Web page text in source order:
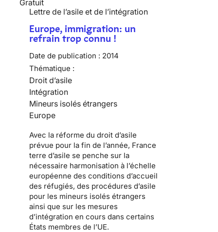
Gratuit
Lettre de l’asile et de l’intégration
Europe, immigration: un
refrain trop connu !
Date de publication : 2014
Thématique :
Droit d’asile
Intégration
Mineurs isolés étrangers
Europe
Avec la réforme du droit d’asile
prévue pour la fin de l’année, France
terre d’asile se penche sur la
nécessaire harmonisation à l’échelle
européenne des conditions d’accueil
des réfugiés, des procédures d’asile
pour les mineurs isolés étrangers
ainsi que sur les mesures
d’intégration en cours dans certains
États membres de l’UE.